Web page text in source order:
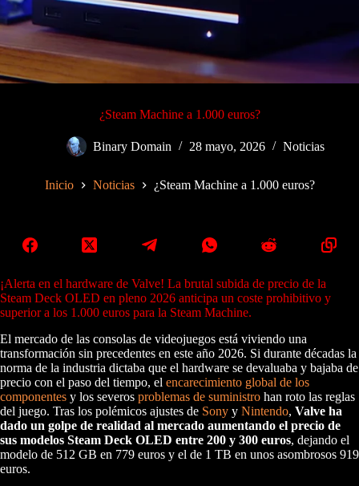
¿Steam Machine a 1.000 euros?
Binary Domain 28 mayo, 2026 Noticias
Inicio Noticias ¿Steam Machine a 1.000 euros?
¡Alerta en el hardware de Valve! La brutal subida de precio de la
Steam Deck OLED en pleno 2026 anticipa un coste prohibitivo y
superior a los 1.000 euros para la Steam Machine.
El mercado de las consolas de videojuegos está viviendo una
transformación sin precedentes en este año 2026. Si durante décadas la
norma de la industria dictaba que el hardware se devaluaba y bajaba de
precio con el paso del tiempo, el encarecimiento global de los
componentes y los severos problemas de suministro han roto las reglas
del juego. Tras los polémicos ajustes de Sony y Nintendo, Valve ha
dado un golpe de realidad al mercado aumentando el precio de
sus modelos Steam Deck OLED entre 200 y 300 euros, dejando el
modelo de 512 GB en 779 euros y el de 1 TB en unos asombrosos 919
euros.